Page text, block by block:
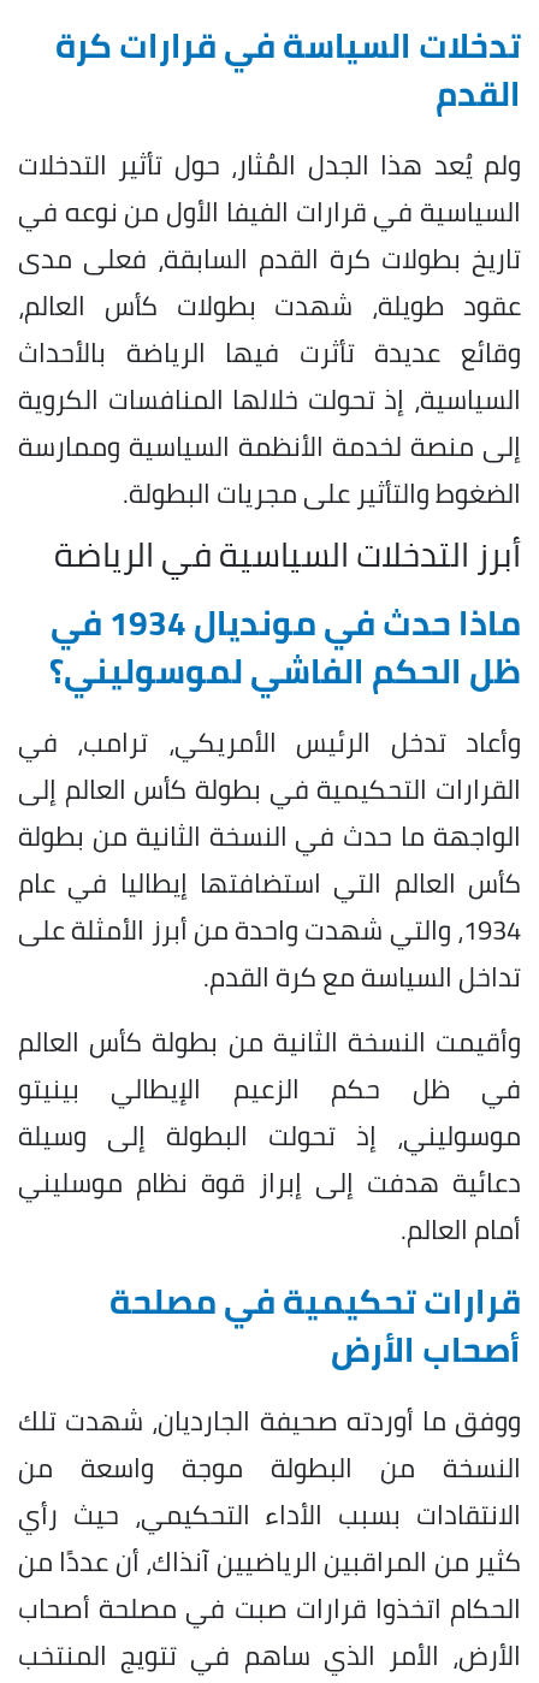
تدخلات السياسة في قرارات كرة
القدم
ولم يُعد هذا الجدل المُثار، حول تأثير التدخلات
السياسية في قرارات الفيفا الأول من نوعه في
تاريخ بطولات كرة القدم السابقة، فعلى مدى
عقود طويلة، شهدت بطولات كأس العالم،
وقائع عديدة تأثرت فيها الرياضة بالأحداث
السياسية، إذ تحولت خلالها المنافسات الكروية
إلى منصة لخدمة الأنظمة السياسية وممارسة
الضغوط والتأثير على مجريات البطولة.
أبرز التدخلات السياسية في الرياضة
ماذا حدث في مونديال 1934 في
ظل الحكم الفاشي لموسوليني؟
وأعاد تدخل الرئيس الأمريكي، ترامب، في
القرارات التحكيمية في بطولة كأس العالم إلى
الواجهة ما حدث في النسخة الثانية من بطولة
كأس العالم التي استضافتها إيطاليا في عام
1934، والتي شهدت واحدة من أبرز الأمثلة على
تداخل السياسة مع كرة القدم.
وأقيمت النسخة الثانية من بطولة كأس العالم
في ظل حكم الزعيم الإيطالي بينيتو
موسوليني، إذ تحولت البطولة إلى وسيلة
دعائية هدفت إلى إبراز قوة نظام موسليني
أمام العالم.
قرارات تحكيمية في مصلحة
أصحاب الأرض
ووفق ما أوردته صحيفة الجارديان، شهدت تلك
النسخة من البطولة موجة واسعة من
الانتقادات بسبب الأداء التحكيمي، حيث رأي
كثير من المراقبين الرياضيين آنذاك، أن عددًا من
الحكام اتخذوا قرارات صبت في مصلحة أصحاب
الأرض، الأمر الذي ساهم في تتويج المنتخب